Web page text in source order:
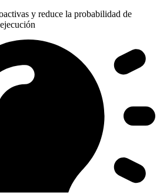
y reduce la probabilidad de